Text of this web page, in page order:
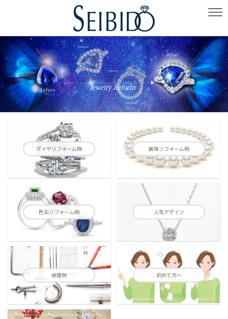
ダイヤリフォーム例 真珠リフォーム例
色石リフォーム例 人気デザイン
修理例 初めて方へ